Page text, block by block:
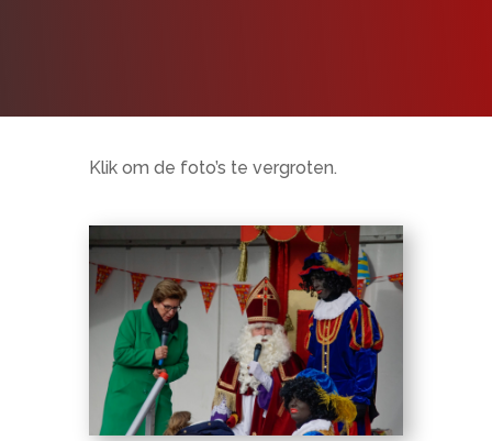
Klik om de foto’s te vergroten.